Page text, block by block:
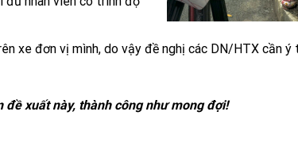
xe đơn vị mình, do vậy đề nghị các DN/HTX cần ý
xuất này, thành công như mong đợi!